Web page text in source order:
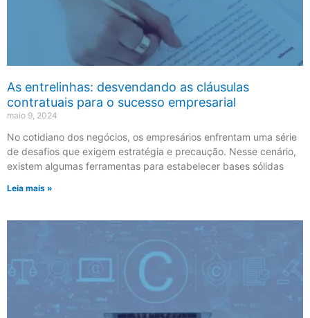
As entrelinhas: desvendando as cláusulas
contratuais para o sucesso empresarial
maio 9, 2024
No cotidiano dos negócios, os empresários enfrentam uma série
de desafios que exigem estratégia e precaução. Nesse cenário,
existem algumas ferramentas para estabelecer bases sólidas
Leia mais »